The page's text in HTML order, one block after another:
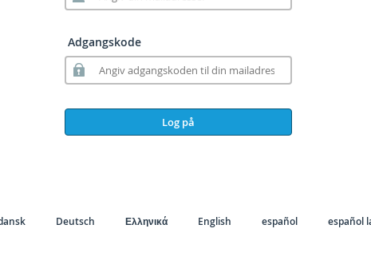
Adgangskode
Log på
Deutsch Ελληνικά English español español